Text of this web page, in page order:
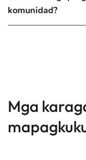
komunidad?
Mga